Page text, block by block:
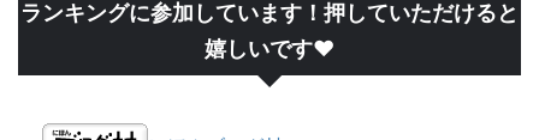
ランキングに参加しています！押していただけると
嬉しいです❤